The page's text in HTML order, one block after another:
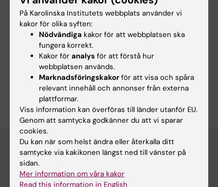
Redaktör:Annika Evolahti
Sidan uppdaterad:2026-07-08
Huvudmeny
Utbildning
På Karolinska Institutets webbplats använder vi
kakor för olika syften:
Nödvändiga kakor för att webbplatsen ska
fungera korrekt.
Kakor för analys för att förstå hur
webbplatsen används.
Marknadsföringskakor för att visa och spåra
relevant innehåll och annonser från externa
plattformar.
Viss information kan överföras till länder utanför EU.
Genom att samtycka godkänner du att vi sparar
cookies.
Du kan när som helst ändra eller återkalla ditt
samtycke via kakikonen längst ned till vänster på
sidan.
Mer information om våra kakor
Read this information in English